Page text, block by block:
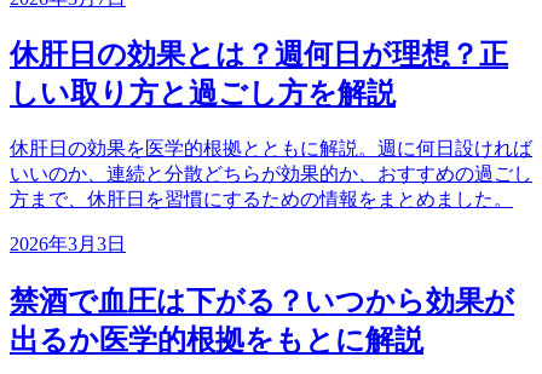
休肝日の効果とは？週何日が理想？正
しい取り方と過ごし方を解説
休肝日の効果を医学的根拠とともに解説。週に何日設ければ
いいのか、連続と分散どちらが効果的か、おすすめの過ごし
方まで、休肝日を習慣にするための情報をまとめました。
2026年3月3日
禁酒で血圧は下がる？いつから効果が
出るか医学的根拠をもとに解説